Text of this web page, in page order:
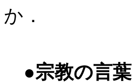
か．
●宗教の言葉